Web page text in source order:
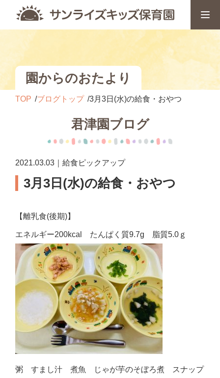
園からのおたより
TOP ブログトップ 3月3日(水)の給食・おやつ
君津園ブログ
2021.03.03｜給食ピックアップ
3月3日(水)の給食・おやつ
【離乳食(後期)】
エネルギー200kcal たんぱく質9.7g 脂質5.0ｇ
粥 すまし汁 煮魚 じゃが芋のそぼろ煮 スナップ